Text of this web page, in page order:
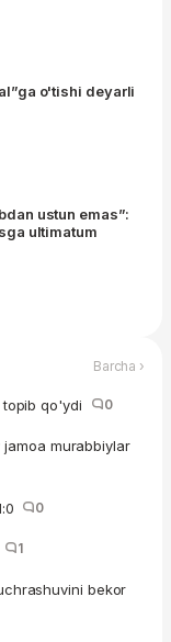
o'tishi deyarli
ustun emas”:
ultimatum
Barcha ›
qo'ydi 0
murabbiylar
0
1
bekor